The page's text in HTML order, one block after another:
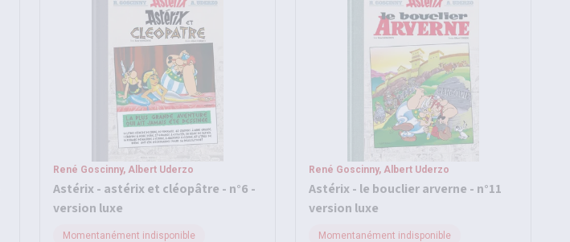
René Goscinny, Albert Uderzo
Astérix - astérix et cléopâtre - n°6 -
version luxe
Momentanément indisponible
René Goscinny, Albert Uderzo
Astérix - le bouclier arverne - n°11
version luxe
Momentanément indisponible